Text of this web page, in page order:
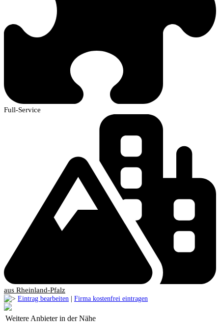
Full-Service
aus Rheinland-Pfalz
Eintrag bearbeiten | Firma kostenfrei eintragen
Weitere Anbieter in der Nähe